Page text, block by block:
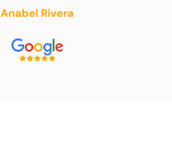
Anabel Rivera